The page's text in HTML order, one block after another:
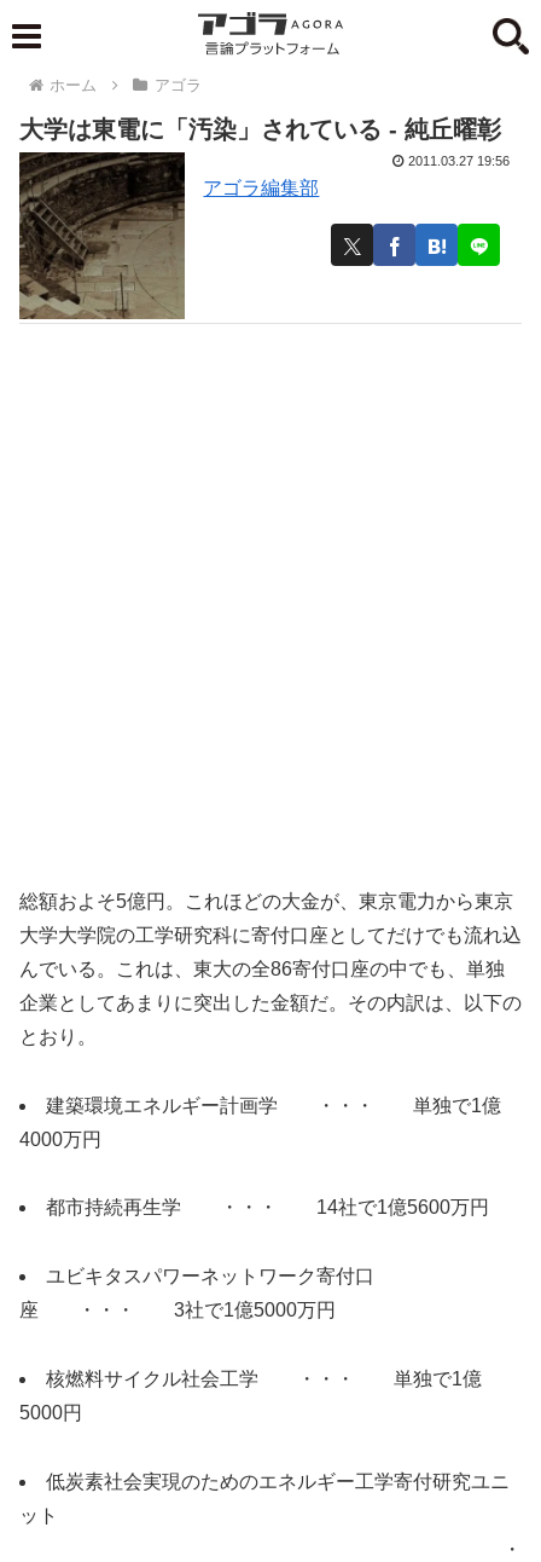
ホーム アゴラ
大学は東電に「汚染」されている - 純丘曜彰
アゴラ編集部
2011.03.27 19:56
総額およそ5億円。これほどの大金が、東京電力から東京
大学大学院の工学研究科に寄付口座としてだけでも流れ込
んでいる。これは、東大の全86寄付口座の中でも、単独
企業としてあまりに突出した金額だ。その内訳は、以下の
とおり。
建築環境エネルギー計画学 ・・・ 単独で1億
4000万円
都市持続再生学 ・・・ 14社で1億5600万円
ユビキタスパワーネットワーク寄付口
座 ・・・ 3社で1億5000万円
核燃料サイクル社会工学 ・・・ 単独で1億
5000円
低炭素社会実現のためのエネルギー工学寄付研究ユニ
ット
・